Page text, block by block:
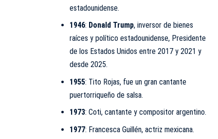
estadounidense.
1946: Donald Trump, inversor de bienes
raíces y político estadounidense, Presidente
de los Estados Unidos entre 2017 y 2021 y
desde 2025.
1955: Tito Rojas, fue un gran cantante
puertorriqueño de salsa.
1973: Coti, cantante y compositor argentino.
1977: Francesca Guillén, actriz mexicana.